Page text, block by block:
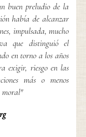
buen preludio de la
había de alcanzar
impulsada, mucho
que distinguió el
en torno a los años
exigir, riesgo en las
más o menos
moral"